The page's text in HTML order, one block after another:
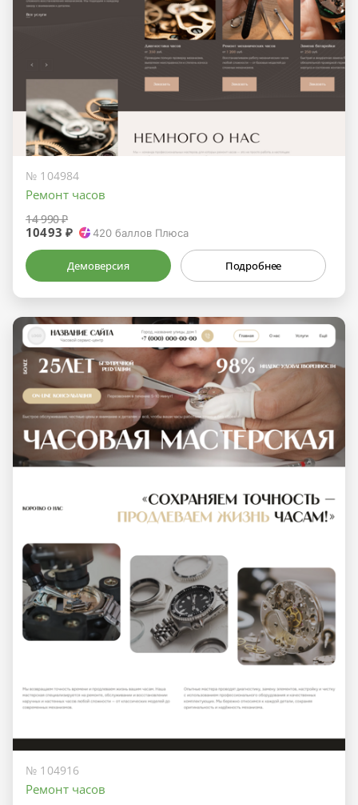
№ 104984
Ремонт часов
14 990 ₽
10493 ₽ 420 баллов Плюса
Демоверсия Подробнее
№ 104916
Ремонт часов